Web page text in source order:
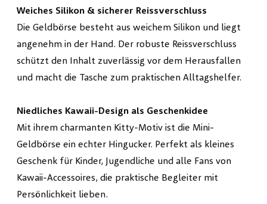
Weiches Silikon & sicherer Reissverschluss
Die Geldbörse besteht aus weichem Silikon und liegt
angenehm in der Hand. Der robuste Reissverschluss
schützt den Inhalt zuverlässig vor dem Herausfallen
und macht die Tasche zum praktischen Alltagshelfer.
Niedliches Kawaii-Design als Geschenkidee
Mit ihrem charmanten Kitty-Motiv ist die Mini-
Geldbörse ein echter Hingucker. Perfekt als kleines
Geschenk für Kinder, Jugendliche und alle Fans von
Kawaii-Accessoires, die praktische Begleiter mit
Persönlichkeit lieben.